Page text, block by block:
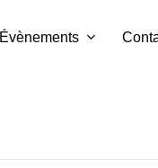
Évènements